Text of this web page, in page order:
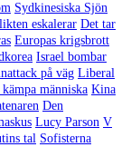
Sydkinesiska Sjön
eskalerar Det tar
Europas krigsbrott
Israel bombar
på väg Liberal
människa Kina
Den
Lucy Parson V
tal Sofisterna